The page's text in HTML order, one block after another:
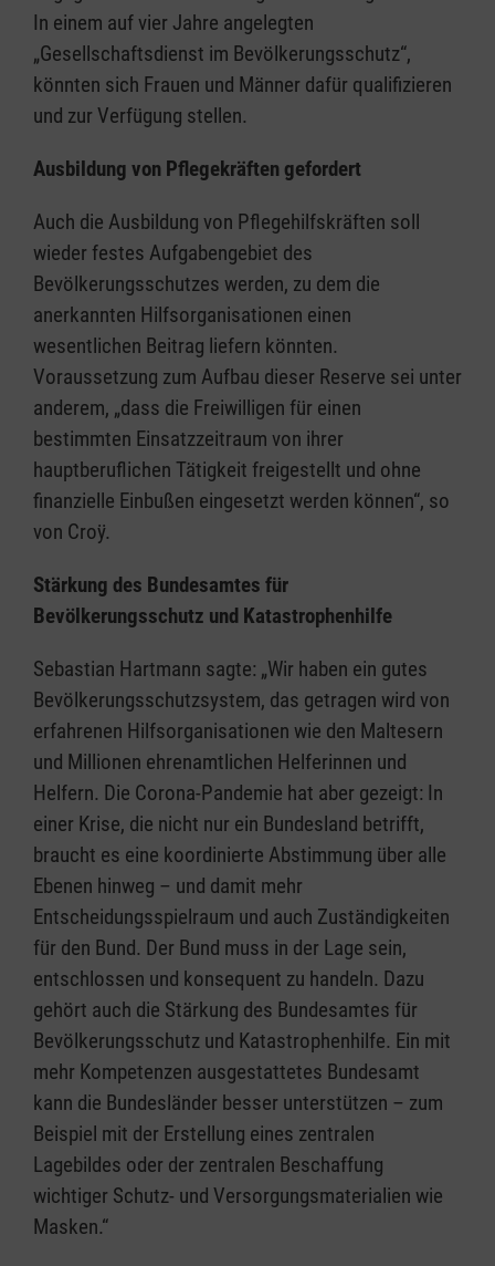
In einem auf vier Jahre angelegten
„Gesellschaftsdienst im Bevölkerungsschutz“,
könnten sich Frauen und Männer dafür qualifizieren
und zur Verfügung stellen.
Ausbildung von Pflegekräften gefordert
Auch die Ausbildung von Pflegehilfskräften soll
wieder festes Aufgabengebiet des
Bevölkerungsschutzes werden, zu dem die
anerkannten Hilfsorganisationen einen
wesentlichen Beitrag liefern könnten.
Voraussetzung zum Aufbau dieser Reserve sei unter
anderem, „dass die Freiwilligen für einen
bestimmten Einsatzzeitraum von ihrer
hauptberuflichen Tätigkeit freigestellt und ohne
finanzielle Einbußen eingesetzt werden können“, so
von Croÿ.
Stärkung des Bundesamtes für
Bevölkerungsschutz und Katastrophenhilfe
Sebastian Hartmann sagte: „Wir haben ein gutes
Bevölkerungsschutzsystem, das getragen wird von
erfahrenen Hilfsorganisationen wie den Maltesern
und Millionen ehrenamtlichen Helferinnen und
Helfern. Die Corona-Pandemie hat aber gezeigt: In
einer Krise, die nicht nur ein Bundesland betrifft,
braucht es eine koordinierte Abstimmung über alle
Ebenen hinweg – und damit mehr
Entscheidungsspielraum und auch Zuständigkeiten
für den Bund. Der Bund muss in der Lage sein,
entschlossen und konsequent zu handeln. Dazu
gehört auch die Stärkung des Bundesamtes für
Bevölkerungsschutz und Katastrophenhilfe. Ein mit
mehr Kompetenzen ausgestattetes Bundesamt
kann die Bundesländer besser unterstützen – zum
Beispiel mit der Erstellung eines zentralen
Lagebildes oder der zentralen Beschaffung
wichtiger Schutz- und Versorgungsmaterialien wie
Masken.“